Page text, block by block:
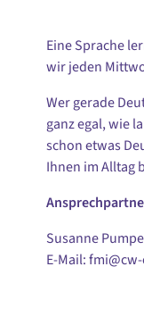
Eine Sprache
wir jeden
Wer gerade
ganz egal, wie
schon etwas
Ihnen im Alltag
Susanne
E-Mail: